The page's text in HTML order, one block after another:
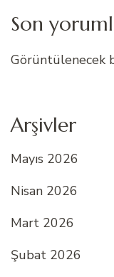
Son
Görüntülenecek
Arşivler
Mayıs 2026
Nisan 2026
Mart 2026
Şubat 2026